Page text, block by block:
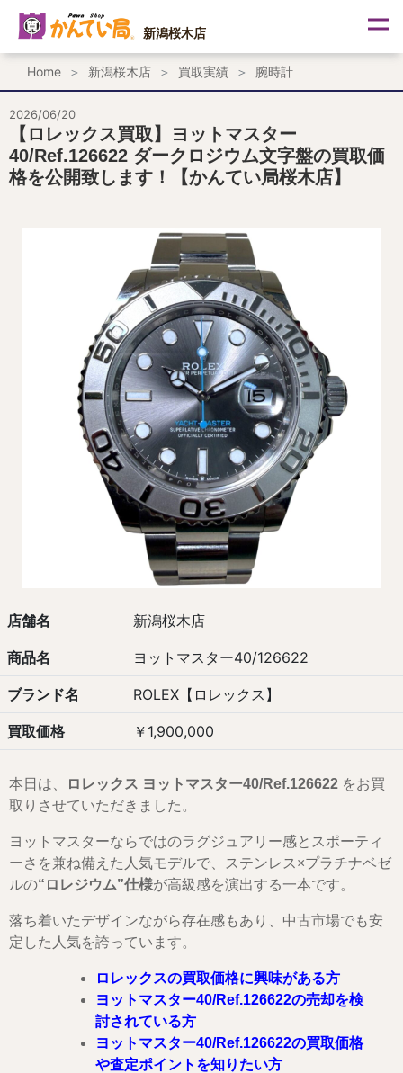
ス
ッ
プ
新潟桜木店
Home 新潟桜木店 買取実績 腕時計
2026/06/20
【ロレックス買取】ヨットマスター
40/Ref.126622 ダークロジウム文字盤の買取価
格を公開致します！【かんてい局桜木店】
店舗名 新潟桜木店
商品名 ヨットマスター40/126622
ブランド名 ROLEX【ロレックス】
買取価格 ￥1,900,000
本日は、 ロレックス ヨットマスター40/Ref.126622 をお買
取りさせていただきました。
ヨットマスターならではのラグジュアリー感とスポーティ
ーさを兼ね備えた人気モデルで、ステンレス×プラチナベゼ
ルの“ロレジウム”仕様が高級感を演出する一本です。
落ち着いたデザインながら存在感もあり、中古市場でも安
定した人気を誇っています。
ロレックスの買取価格に興味がある方
ヨットマスター40/Ref.126622の売却を検
討されている方
ヨットマスター40/Ref.126622の買取価格
や査定ポイントを知りたい方